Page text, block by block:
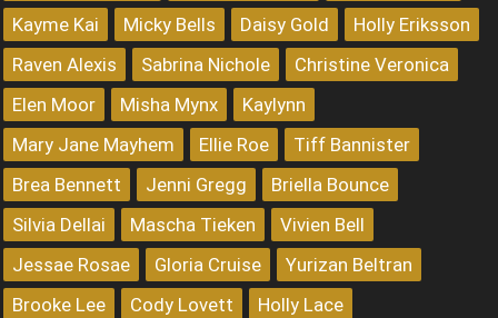
Kayme Kai
Micky Bells Daisy Gold
Holly Eriksson
Raven Alexis
Sabrina Nichole
Christine Veronica
Elen Moor
Misha Mynx
Kaylynn
Mary Jane Mayhem
Ellie Roe
Tiff Bannister
Brea Bennett
Jenni Gregg
Briella Bounce
Silvia Dellai
Mascha Tieken
Vivien Bell
Jessae Rosae
Gloria Cruise
Yurizan Beltran
Brooke Lee
Cody Lovett
Holly Lace